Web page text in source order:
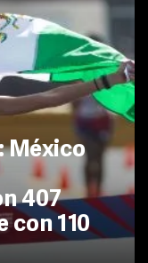
México
407
con 110